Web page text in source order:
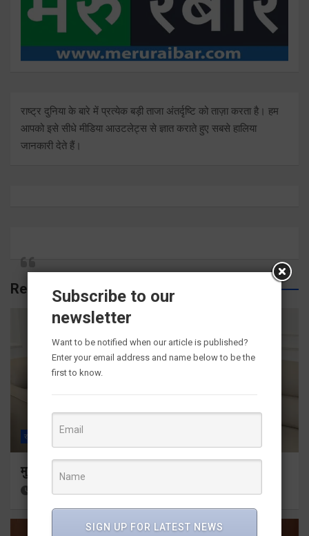
राष्ट्र दुनिया के बारे में प्रत्येक बड़ी ताजा अंतर्दृष्टि को ताज़ा करता है। हम
आपको इसे सीधे मीडिया आउटलेट्स से ज्ञात कराते हुए सबसे हालिया
जानकारी देते हैं।
Related Posts
राज्य
मुख्यमंत्री से महानिदेशक एनसीसी ने की शिष्टाचार भेंट
2 minutes ago
Subscribe to our
newsletter
Want to be notified when our article is published?
Enter your email address and name below to be the
first to know.
SIGN UP FOR LATEST NEWS